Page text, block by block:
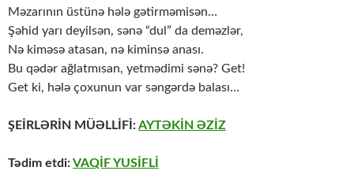
Məzarının üstünə hələ gətirməmisən…
Şəhid yarı deyilsən, sənə “dul” da deməzlər,
Nə kiməsə atasan, nə kiminsə anası.
Bu qədər ağlatmısan, yetmədimi sənə? Get!
Get ki, hələ çoxunun var səngərdə balası…
ŞEİRLƏRİN MÜƏLLİFİ:AYTƏKİN ƏZİZ
Tədim etdi:VAQİF YUSİFLİ